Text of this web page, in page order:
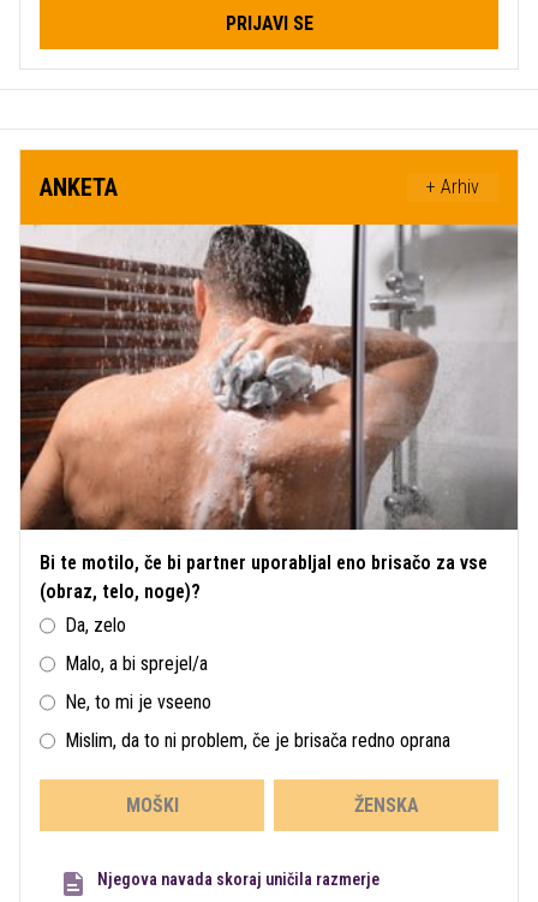
PRIJAVI SE
ANKETA + Arhiv
Bi te motilo, če bi partner uporabljal eno brisačo za vse
(obraz, telo, noge)?
Da, zelo
Malo, a bi sprejel/a
Ne, to mi je vseeno
Mislim, da to ni problem, če je brisača redno oprana
MOŠKI ŽENSKA
Njegova navada skoraj uničila razmerje